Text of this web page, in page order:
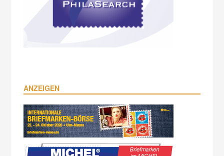
ANZEIGEN